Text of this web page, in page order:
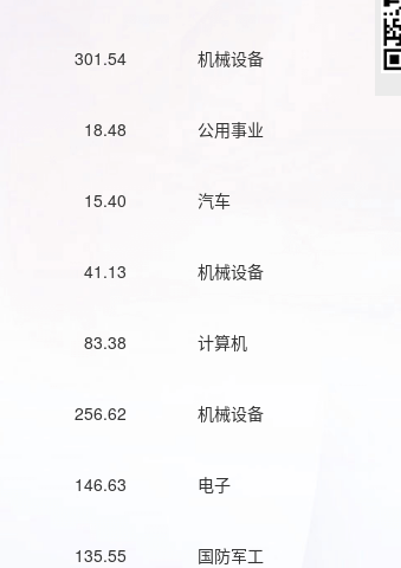
301.54 机械设备
18.48 公用事业
15.40 汽车
41.13 机械设备
83.38 计算机
256.62 机械设备
146.63 电子
135.55 国防军工